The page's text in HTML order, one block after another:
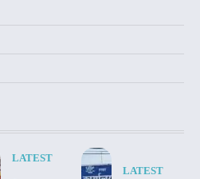
LATEST
LATEST